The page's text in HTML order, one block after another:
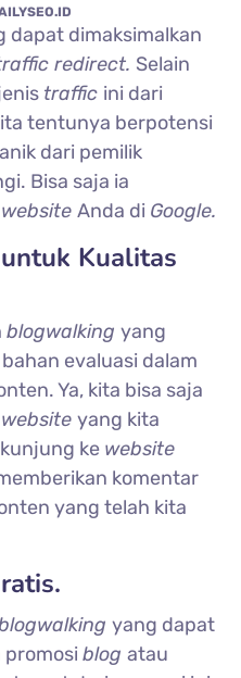
dapat dimaksimalkan
redirect. Selain
traffic ini dari
tentunya berpotensi
dari pemilik
Bisa saja ia
websiteAnda di Google.
Kualitas
blogwalkingyang
evaluasi dalam
Ya, kita bisa saja
websiteyang kita
ke website
komentar
yang telah kita
yang dapat
promosiblogatau